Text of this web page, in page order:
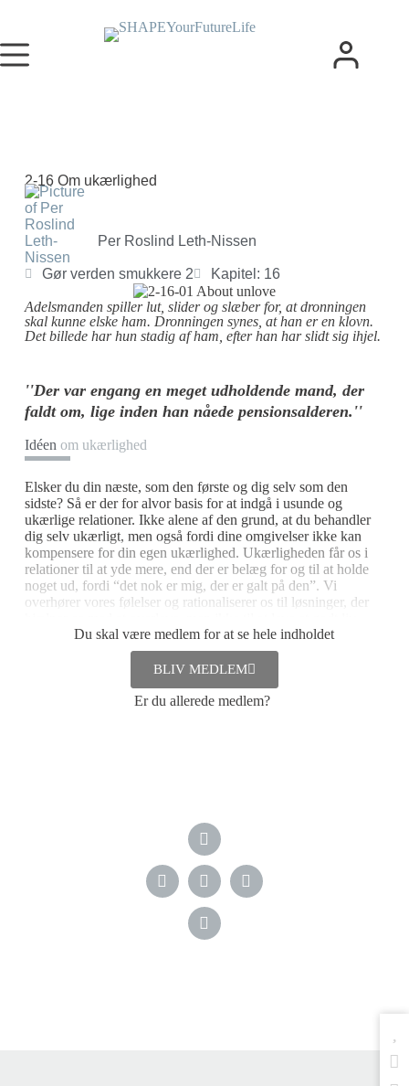
2-16 Om ukærlighed
Per Roslind Leth-Nissen
Gør verden smukkere 2 Kapitel: 16
Adelsmanden spiller lut, slider og slæber for, at dronningen
skal kunne elske ham. Dronningen synes, at han er en klovn.
Det billede har hun stadig af ham, efter han har slidt sig ihjel.
''Der var engang en meget udholdende mand, der
faldt om, lige inden han nåede pensionsalderen.''
Idéen om ukærlighed
Elsker du din næste, som den første og dig selv som den
sidste? Så er der for alvor basis for at indgå i usunde og
ukærlige relationer. Ikke alene af den grund, at du behandler
dig selv ukærligt, men også fordi dine omgivelser ikke kan
kompensere for din egen ukærlighed. Ukærligheden får os i
relationer til at yde mere, end der er belæg for og til at holde
noget ud, fordi “det nok er mig, der er galt på den”. Vi
overhører vores følelser og rationaliserer os til løsninger, der
Vi mennesker har det med at håbe på urealistisk forandring,
ofte uden selv at gøre en aktiv indsats for forandringen.
Du skal være medlem for at se hele indholdet
BLIV MEDLEM
Er du allerede medlem?